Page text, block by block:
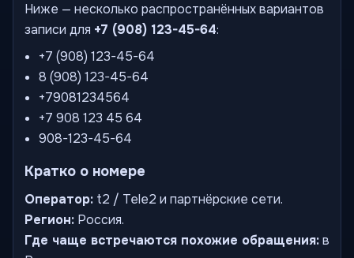
Ниже — несколько распространённых вариантов
записи для +7 (908) 123-45-64:
+7 (908) 123-45-64
8 (908) 123-45-64
+79081234564
+7 908 123 45 64
908-123-45-64
Кратко о номере
Оператор: t2 / Tele2 и партнёрские сети.
Регион: Россия.
Где чаще встречаются похожие обращения:в